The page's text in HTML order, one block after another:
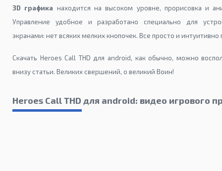
3D графика находится на высоком уровне, прорисовка и
Управление удобное и разработано специально для
экранами: нет всяких мелких кнопочек. Все просто и интуитивно
Скачать Heroes Call THD для android, как обычно, можно
внизу статьи. Великих свершений, о великий Воин!
Heroes Call THD для android: видео игрового